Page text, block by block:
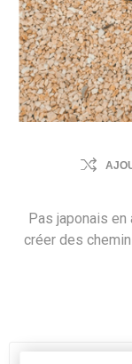
Pas japonais
créer des